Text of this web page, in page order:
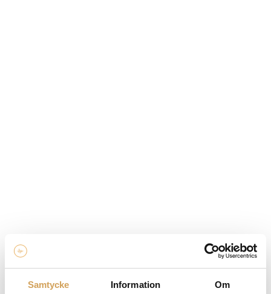
Samtycke Information Om